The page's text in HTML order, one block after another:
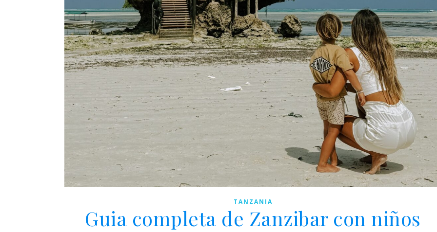
TANZANIA
Guia completa de Zanzibar con niños